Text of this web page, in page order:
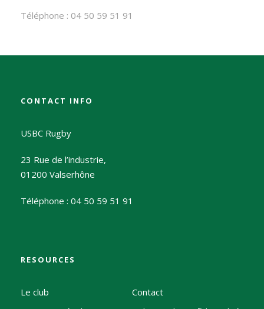
Téléphone : 04 50 59 51 91
CONTACT INFO
USBC Rugby
23 Rue de l’industrie,
01200 Valserhône
Téléphone : 04 50 59 51 91
RESOURCES
Le club
Contact